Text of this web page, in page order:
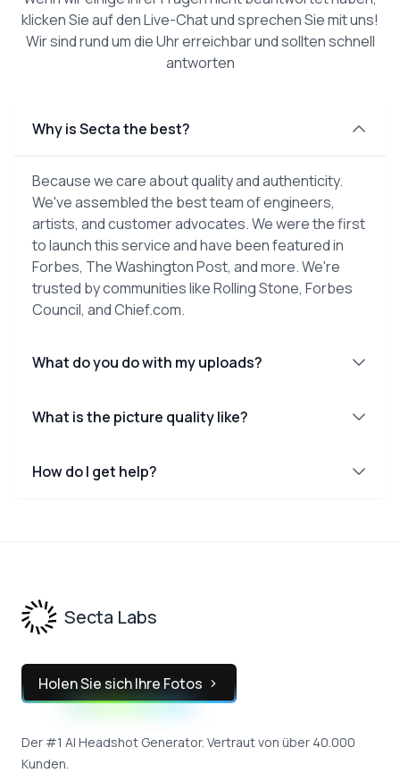
klicken Sie auf den Live-Chat und sprechen Sie mit uns!
Wir sind rund um die Uhr erreichbar und sollten schnell
antworten
Why is Secta the best?
Because we care about quality and authenticity.
We've assembled the best team of engineers,
artists, and customer advocates. We were the first
to launch this service and have been featured in
Forbes, The Washington Post, and more. We're
trusted by communities like Rolling Stone, Forbes
Council, and Chief.com.
What do you do with my uploads?
What is the picture quality like?
How do I get help?
Secta Labs
Holen Sie sich Ihre Fotos
Der #1 AI Headshot Generator. Vertraut von über 40.000
Kunden.